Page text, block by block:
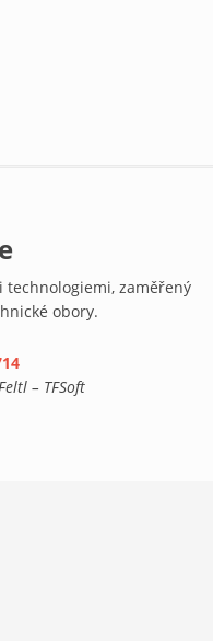
technologiemi, zaměřený
obory.
(link is external)
– TFSoft